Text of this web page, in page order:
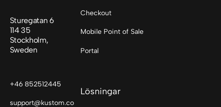
Sturegatan 6
114 35
Stockholm,
Sweden
+46 852512445
support@kustom.co
Checkout
Mobile Point of Sale
Portal
Lösningar